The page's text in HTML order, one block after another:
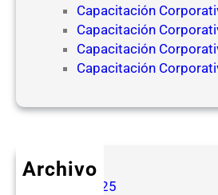
Capacitación
Capacitación
Capacitación
Capacitación
Archivo
mayo 2025